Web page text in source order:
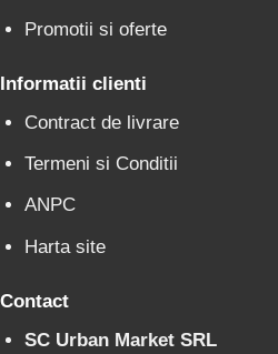
Promotii si oferte
Informatii clienti
Contract de livrare
Termeni si Conditii
ANPC
Harta site
Contact
SC Urban Market SRL